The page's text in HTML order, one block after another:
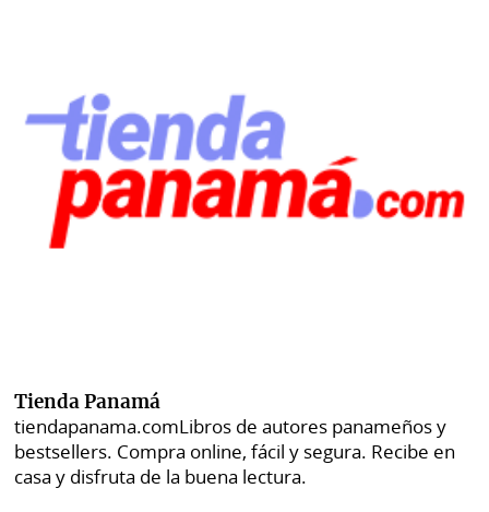
Tienda Panamá
tiendapanama.comLibros de autores panameños y
bestsellers. Compra online, fácil y segura. Recibe en
casa y disfruta de la buena lectura.